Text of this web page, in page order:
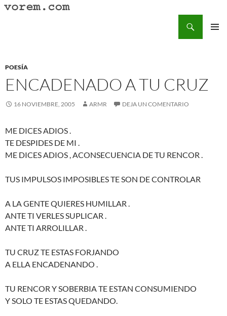
Saltar
POESÍA
ENCADENADO A TU CRUZ
16 NOVIEMBRE, 2005 ARMR DEJA UN COMENTARIO
ME DICES ADIOS .
TE DESPIDES DE MI .
ME DICES ADIOS , ACONSECUENCIA DE TU RENCOR .
TUS IMPULSOS IMPOSIBLES TE SON DE CONTROLAR
A LA GENTE QUIERES HUMILLAR .
ANTE TI VERLES SUPLICAR .
ANTE TI ARROLILLAR .
TU CRUZ TE ESTAS FORJANDO
A ELLA ENCADENANDO .
TU RENCOR Y SOBERBIA TE ESTAN CONSUMIENDO
Y SOLO TE ESTAS QUEDANDO.